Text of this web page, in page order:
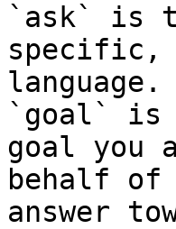
`ask` is
specific,
language.
`goal` is
goal you
behalf
answer